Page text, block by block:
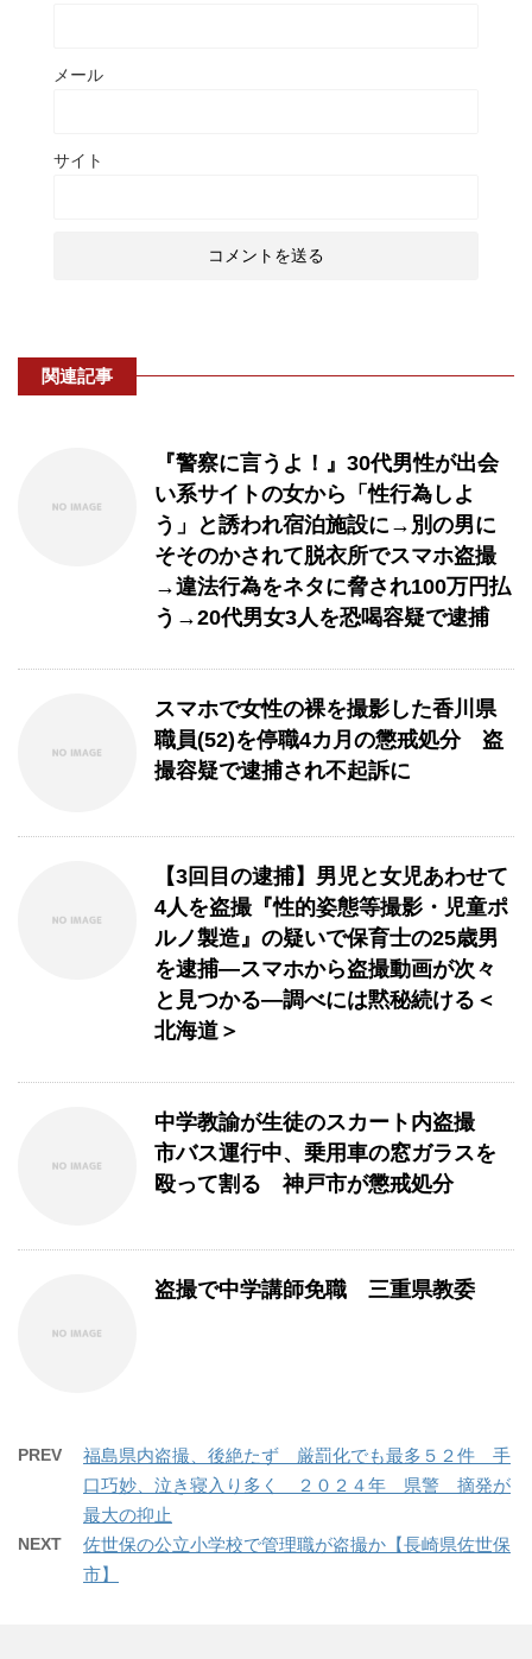
メール
サイト
関連記事
『警察に言うよ！』30代男性が出会
い系サイトの女から「性行為しよ
う」と誘われ宿泊施設に→別の男に
そそのかされて脱衣所でスマホ盗撮
→違法行為をネタに脅され100万円払
う→20代男女3人を恐喝容疑で逮捕
スマホで女性の裸を撮影した香川県
職員(52)を停職4カ月の懲戒処分 盗
撮容疑で逮捕され不起訴に
【3回目の逮捕】男児と女児あわせて
4人を盗撮『性的姿態等撮影・児童ポ
ルノ製造』の疑いで保育士の25歳男
を逮捕―スマホから盗撮動画が次々
と見つかる―調べには黙秘続ける＜
北海道＞
中学教諭が生徒のスカート内盗撮
市バス運行中、乗用車の窓ガラスを
殴って割る 神戸市が懲戒処分
盗撮で中学講師免職 三重県教委
PREV
福島県内盗撮、後絶たず 厳罰化でも最多５２件 手
口巧妙、泣き寝入り多く ２０２４年 県警 摘発が
最大の抑止
NEXT
佐世保の公立小学校で管理職が盗撮か【長崎県佐世保
市】